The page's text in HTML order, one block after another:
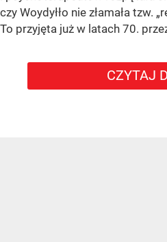
czy Woydyłło nie złamała tzw.
To przyjęta już w latach 70.
CZYTAJ